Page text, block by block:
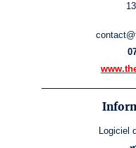
Logiciel